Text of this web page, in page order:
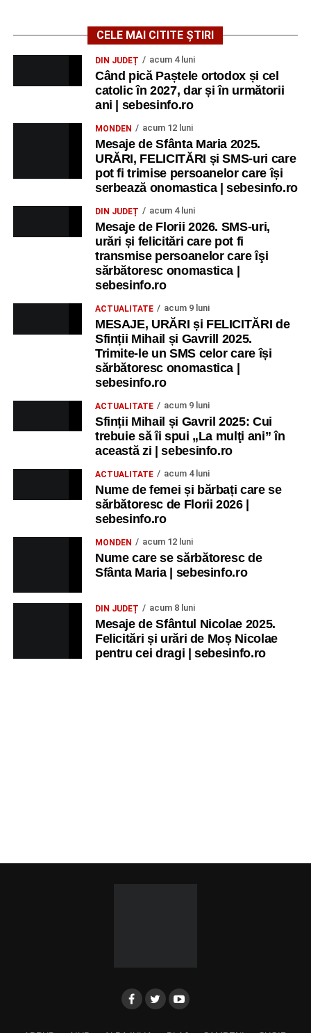
CELE MAI CITITE ȘTIRI
DIN JUDEȚ acum 4 luni
Când pică Paștele ortodox și cel
catolic în 2027, dar și în următorii
ani | sebesinfo.ro
MONDEN acum 12 luni
Mesaje de Sfânta Maria 2025.
URĂRI, FELICITĂRI și SMS-uri care
pot fi trimise persoanelor care își
serbează onomastica | sebesinfo.ro
DIN JUDEȚ acum 4 luni
Mesaje de Florii 2026. SMS-uri,
urări și felicitări care pot fi
transmise persoanelor care îşi
sărbătoresc onomastica |
sebesinfo.ro
ACTUALITATE acum 9 luni
MESAJE, URĂRI și FELICITĂRI de
Sfinții Mihail și Gavrill 2025.
Trimite-le un SMS celor care își
sărbătoresc onomastica |
sebesinfo.ro
ACTUALITATE acum 9 luni
Sfinții Mihail și Gavril 2025: Cui
trebuie să îi spui „La mulţi ani” în
această zi | sebesinfo.ro
ACTUALITATE acum 4 luni
Nume de femei și bărbați care se
sărbătoresc de Florii 2026 |
sebesinfo.ro
MONDEN acum 12 luni
Nume care se sărbătoresc de
Sfânta Maria | sebesinfo.ro
DIN JUDEȚ acum 8 luni
Mesaje de Sfântul Nicolae 2025.
Felicitări și urări de Moș Nicolae
pentru cei dragi | sebesinfo.ro